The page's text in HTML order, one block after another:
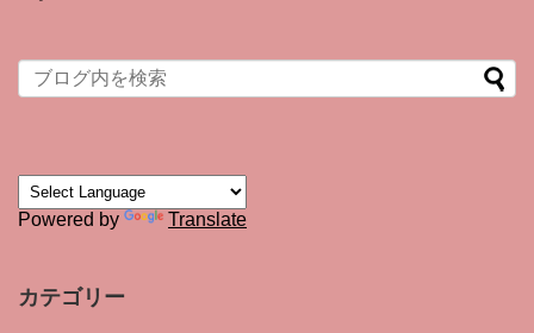
Powered by Translate
カテゴリー